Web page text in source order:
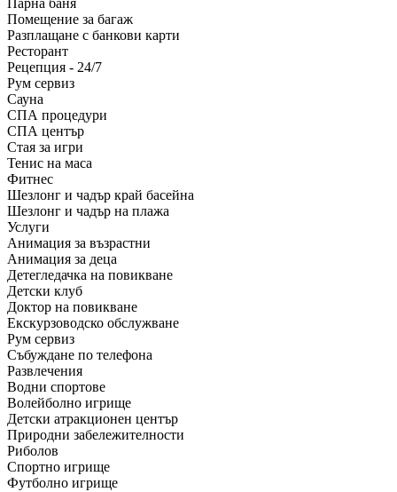
Парна баня
Помещение за багаж
Разплащане с банкови карти
Ресторант
Рецепция - 24/7
Рум сервиз
Сауна
СПА процедури
СПА център
Стая за игри
Тенис на маса
Фитнес
Шезлонг и чадър край басейна
Шезлонг и чадър на плажа
Услуги
Анимация за възрастни
Анимация за деца
Детегледачка на повикване
Детски клуб
Доктор на повикване
Екскурзоводско обслужване
Рум сервиз
Събуждане по телефона
Развлечения
Водни спортове
Волейболно игрище
Детски атракционен център
Природни забележителности
Риболов
Спортно игрище
Футболно игрище